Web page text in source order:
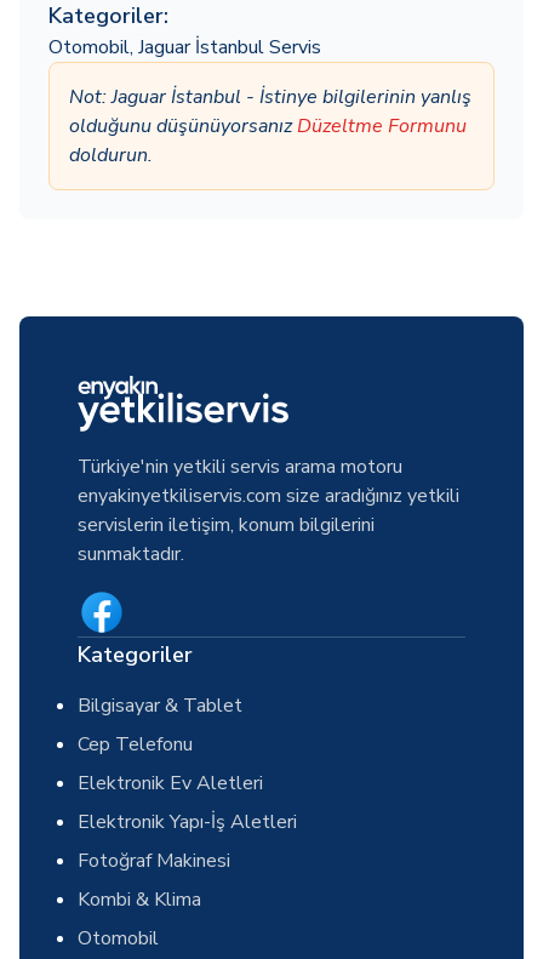
Kategoriler:
Otomobil, Jaguar İstanbul Servis
Not: Jaguar İstanbul - İstinye bilgilerinin yanlış
olduğunu düşünüyorsanızDüzeltme Formunu
doldurun.
Türkiye'nin yetkili servis arama motoru
enyakinyetkiliservis.com size aradığınız yetkili
servislerin iletişim, konum bilgilerini
sunmaktadır.
Kategoriler
Bilgisayar & Tablet
Cep Telefonu
Elektronik Ev Aletleri
Elektronik Yapı-İş Aletleri
Fotoğraf Makinesi
Kombi & Klima
Otomobil